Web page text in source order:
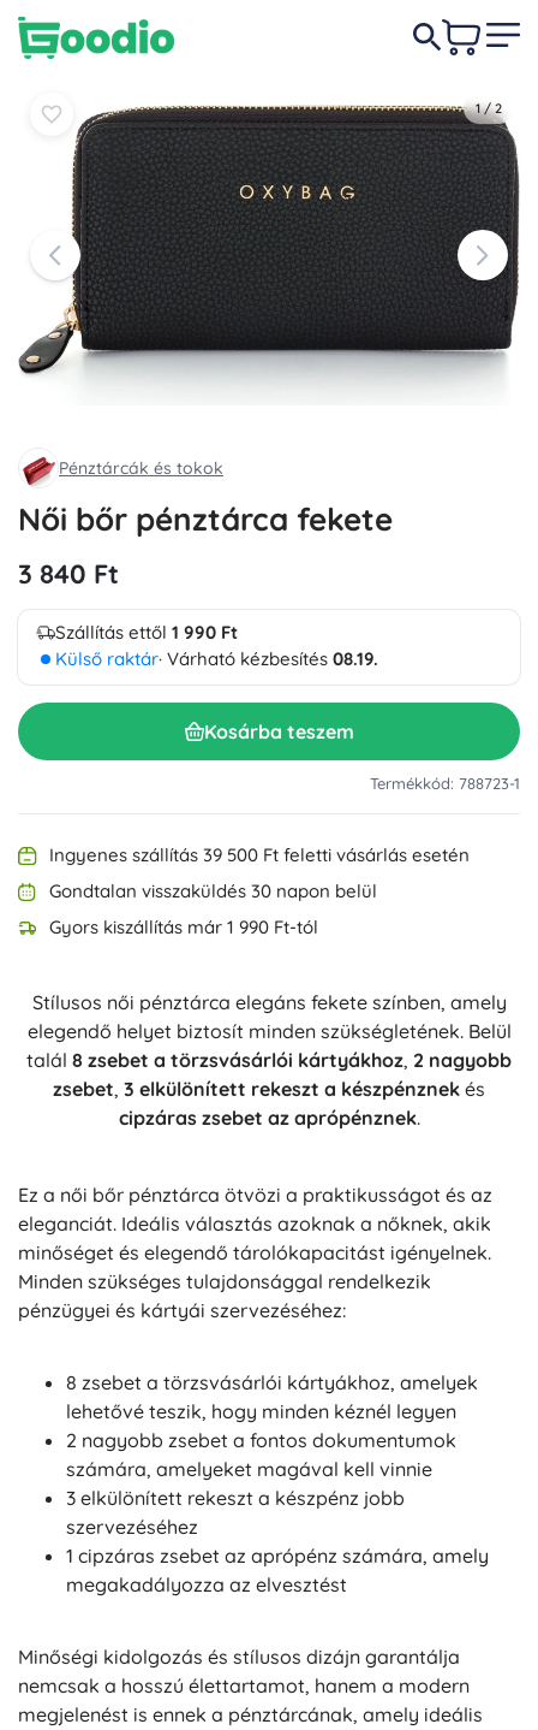
1/2
Pénztárcák és tokok
Női bőr pénztárca fekete
3 840 Ft
Szállítás ettől 1 990 Ft
Külső raktár· Várható kézbesítés 08.19.
Kosárba teszem
Termékkód: 788723-1
Ingyenes szállítás 39 500 Ft feletti vásárlás esetén
Gondtalan visszaküldés 30 napon belül
Gyors kiszállítás már 1 990 Ft-tól
Stílusos női pénztárca elegáns fekete színben, amely
elegendő helyet biztosít minden szükségletének. Belül
talál 8 zsebet a törzsvásárlói kártyákhoz, 2 nagyobb
zsebet, 3 elkülönített rekeszt a készpénznek és
cipzáras zsebet az aprópénznek.
Ez a női bőr pénztárca ötvözi a praktikusságot és az
eleganciát. Ideális választás azoknak a nőknek, akik
minőséget és elegendő tárolókapacitást igényelnek.
Minden szükséges tulajdonsággal rendelkezik
pénzügyei és kártyái szervezéséhez:
8 zsebet a törzsvásárlói kártyákhoz, amelyek
lehetővé teszik, hogy minden kéznél legyen
2 nagyobb zsebet a fontos dokumentumok
számára, amelyeket magával kell vinnie
3 elkülönített rekeszt a készpénz jobb
szervezéséhez
1 cipzáras zsebet az aprópénz számára, amely
megakadályozza az elvesztést
Minőségi kidolgozás és stílusos dizájn garantálja
nemcsak a hosszú élettartamot, hanem a modern
megjelenést is ennek a pénztárcának, amely ideális
3 840 Ft Kosárba